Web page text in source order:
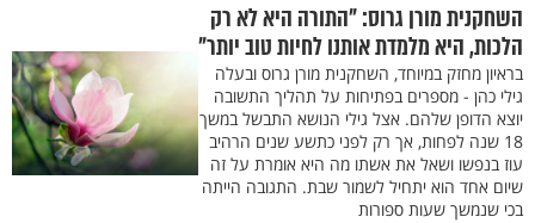
השחקנית מורן גרוס: "התורה היא לא רק
הלכות, היא מלמדת אותנו לחיות טוב יותר"
בראיון מחזק במיוחד, השחקנית מורן גרוס ובעלה
גילי כהן - מספרים בפתיחות על תהליך התשובה
יוצא הדופן שלהם. אצל גילי הנושא התבשל במשך
18 שנה לפחות, אך רק לפני כתשע שנים הרהיב
עוז בנפשו ושאל את אשתו מה היא אומרת על זה
שיום אחד הוא יתחיל לשמור שבת. התגובה הייתה
בכי שנמשך שעות ספורות